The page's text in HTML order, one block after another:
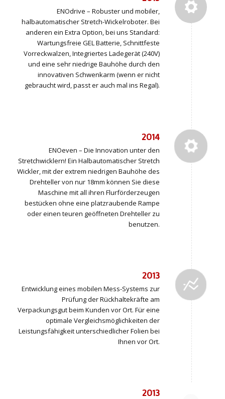
ENOdrive – Robuster und mobiler,
halbautomatischer Stretch-Wickelroboter. Bei
anderen ein Extra Option, bei uns Standard:
Wartungsfreie GEL Batterie, Schnittfeste
Vorreckwalzen, Integriertes Ladegerät (240V)
und eine sehr niedrige Bauhöhe durch den
innovativen Schwenkarm (wenn er nicht
gebraucht wird, passt er auch mal ins Regal).
2014
ENOeven – Die Innovation unter den
Stretchwicklern! Ein Halbautomatischer Stretch
Wickler, mit der extrem niedrigen Bauhöhe des
Drehteller von nur 18mm können Sie diese
Maschine mit all ihren Flurförderzeugen
bestücken ohne eine platzraubende Rampe
oder einen teuren geöffneten Drehteller zu
benutzen.
2013
Entwicklung eines mobilen Mess-Systems zur
Prüfung der Rückhaltekräfte am
Verpackungsgut beim Kunden vor Ort. Für eine
optimale Vergleichsmöglichkeiten der
Leistungsfähigkeit unterschiedlicher Folien bei
Ihnen vor Ort.
2013